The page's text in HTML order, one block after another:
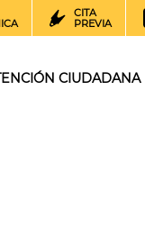
CITA
PREVIA
CIUDADANA